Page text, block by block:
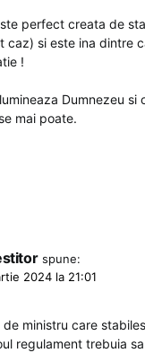
perfect creata de
caz) si este ina dintre
!
Dumnezeu si
mai poate.
spune:
2024 la 21:01
ministru care
regulament trebuia